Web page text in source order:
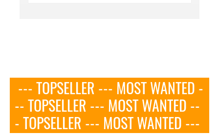
--- TOPSELLER --- MOST WANTED -
-- TOPSELLER --- MOST WANTED --
- TOPSELLER --- MOST WANTED ---